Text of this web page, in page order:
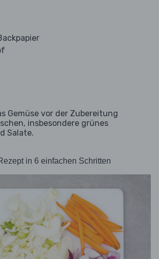
Gemüse vor der Zubereitung
insbesondere grünes
Salate.
in 6 einfachen Schritten